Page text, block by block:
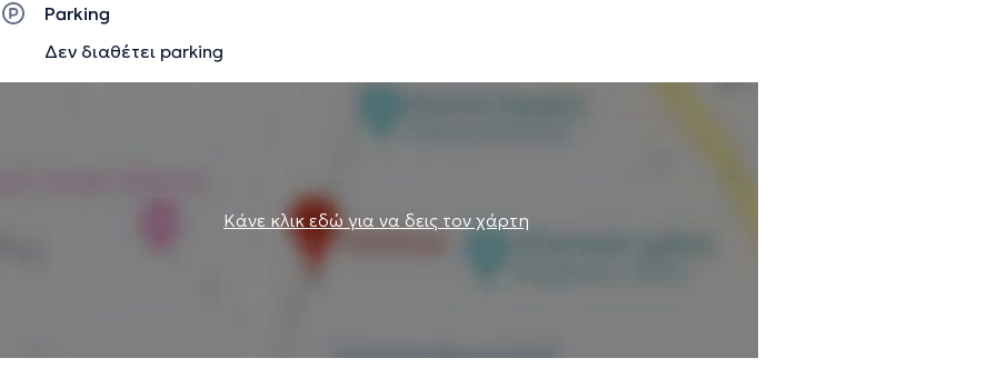
Parking
Δεν διαθέτει parking
Κάνε κλικ εδώ για να δεις τον χάρτη